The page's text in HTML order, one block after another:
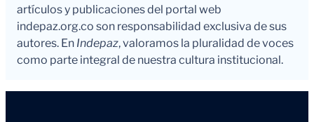
artículos y publicaciones del portal web
indepaz.org.co son responsabilidad exclusiva de sus
autores. En Indepaz, valoramos la pluralidad de voces
como parte integral de nuestra cultura institucional.